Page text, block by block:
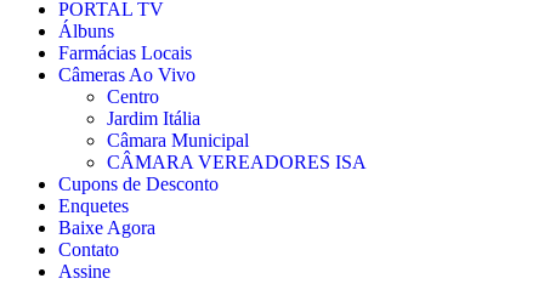
PORTAL TV
Álbuns
Farmácias Locais
Câmeras Ao Vivo
Centro
Jardim Itália
Câmara Municipal
CÂMARA VEREADORES ISA
Cupons de Desconto
Enquetes
Baixe Agora
Contato
Assine